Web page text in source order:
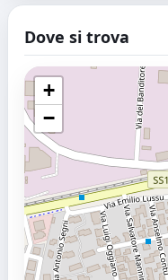
Dove si trova
+
−